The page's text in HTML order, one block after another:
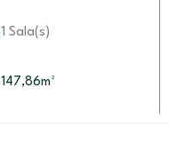
1 Sala(s)
147,86m²